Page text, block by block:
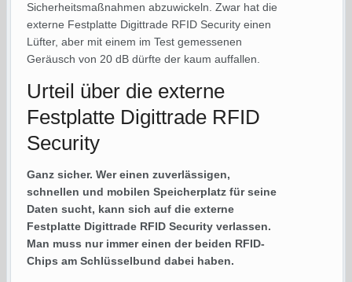
Sicherheitsmaßnahmen abzuwickeln. Zwar hat die
externe Festplatte Digittrade RFID Security einen
Lüfter, aber mit einem im Test gemessenen
Geräusch von 20 dB dürfte der kaum auffallen.
Urteil über die externe
Festplatte Digittrade RFID
Security
Ganz sicher. Wer einen zuverlässigen,
schnellen und mobilen Speicherplatz für seine
Daten sucht, kann sich auf die externe
Festplatte Digittrade RFID Security verlassen.
Man muss nur immer einen der beiden RFID-
Chips am Schlüsselbund dabei haben.